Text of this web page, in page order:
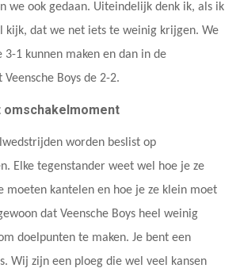
we ook gedaan. Uiteindelijk denk ik, als ik
kijk, dat we net iets te weinig krijgen. We
3-1 kunnen maken en dan in de
Boys de 2-2.
omschakelmoment
worden beslist op
Elke tegenstander weet wel hoe je ze
moeten kantelen en hoe je ze klein moet
dat Veensche Boys heel weinig
doelpunten te maken. Je bent een
Wij zijn een ploeg die wel veel kansen